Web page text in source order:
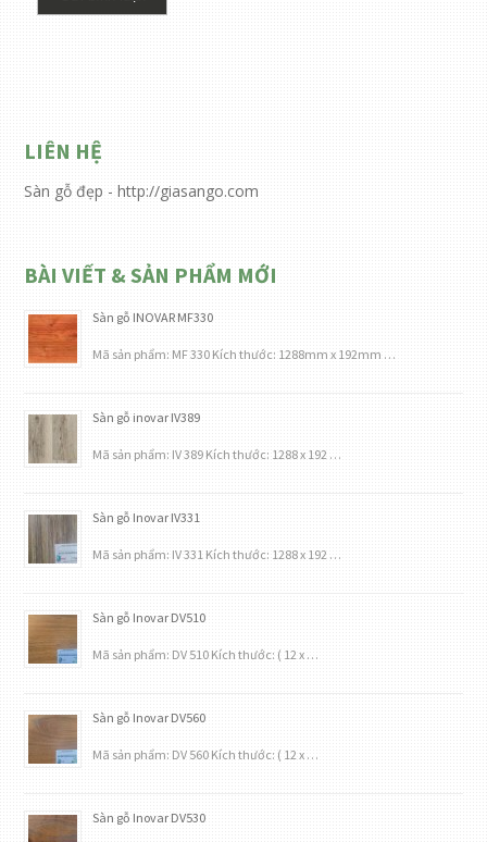
LIÊN HỆ
Sàn gỗ đẹp - http://giasango.com
BÀI VIẾT & SẢN PHẨM MỚI
Sàn gỗ INOVAR MF330
Mã sản phẩm: MF 330 Kích thước: 1288mm x 192mm …
Sàn gỗ inovar IV389
Mã sản phẩm: IV 389 Kích thước: 1288 x 192 …
Sàn gỗ Inovar IV331
Mã sản phẩm: IV 331 Kích thước: 1288 x 192 …
Sàn gỗ Inovar DV510
Mã sản phẩm: DV 510 Kích thước: ( 12 x …
Sàn gỗ Inovar DV560
Mã sản phẩm: DV 560 Kích thước: ( 12 x …
Sàn gỗ Inovar DV530